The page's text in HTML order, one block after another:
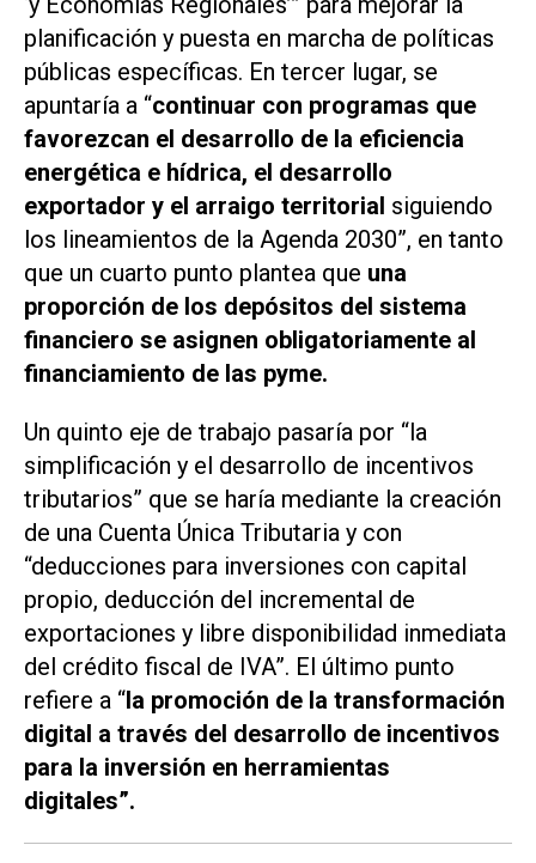
planificación y puesta en marcha de políticas
públicas específicas. En tercer lugar, se
apuntaría a “continuar con programas que
favorezcan el desarrollo de la eficiencia
energética e hídrica, el desarrollo
exportador y el arraigo territorial siguiendo
los lineamientos de la Agenda 2030”, en tanto
que un cuarto punto plantea que una
proporción de los depósitos del sistema
financiero se asignen obligatoriamente al
financiamiento de las pyme.
Un quinto eje de trabajo pasaría por “la
simplificación y el desarrollo de incentivos
tributarios” que se haría mediante la creación
de una Cuenta Única Tributaria y con
“deducciones para inversiones con capital
propio, deducción del incremental de
exportaciones y libre disponibilidad inmediata
del crédito fiscal de IVA”. El último punto
refiere a “la promoción de la transformación
digital a través del desarrollo de incentivos
para la inversión en herramientas
digitales”.